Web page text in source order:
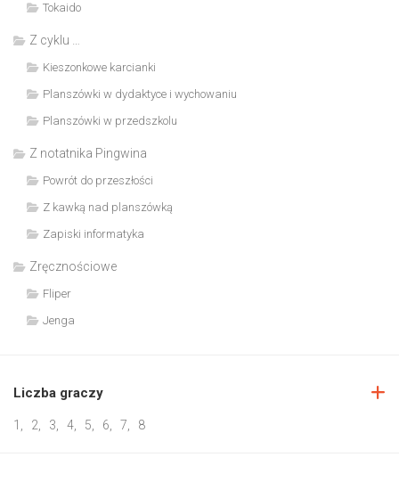
Tokaido
Z cyklu …
Kieszonkowe karcianki
Planszówki w dydaktyce i wychowaniu
Planszówki w przedszkolu
Z notatnika Pingwina
Powrót do przeszłości
Z kawką nad planszówką
Zapiski informatyka
Zręcznościowe
Fliper
Jenga
Liczba graczy
1 , 2, 3, 4, 5, 6, 7, 8